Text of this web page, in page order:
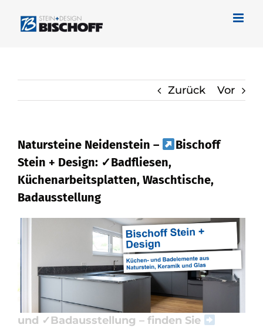
Inhalt
Zurück Vor
Natursteine Neidenstein –
Bischoff
Stein + Design: ✓Badfliesen,
Küchenarbeitsplatten, Waschtische,
Badausstellung
Werfen Sie einen Blick über Naturstein
für Neidenstein bei
Bischoff Stein +
Design oder ✓Waschtische,
Küchenarbeitsplatte, Badfliese,
Badausstellung. ✓Badfliese, ✓Naturstein,
✓Küchenarbeitsplatte, ✓Waschtische
und ✓Badausstellung – finden Sie